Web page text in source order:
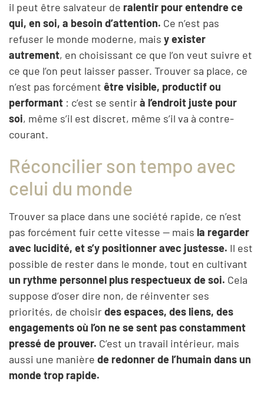
il peut être salvateur de ralentir pour entendre ce
qui, en soi, a besoin d’attention. Ce n’est pas
refuser le monde moderne, mais y exister
autrement, en choisissant ce que l’on veut suivre et
ce que l’on peut laisser passer. Trouver sa place, ce
n’est pas forcément être visible, productif ou
performant : c’est se sentirà l’endroit juste pour
soi, même s’il est discret, même s’il va à contre-
courant.
Réconcilier son tempo avec
celui du monde
Trouver sa place dans une société rapide, ce n’est
pas forcément fuir cette vitesse — mais la regarder
avec lucidité, et s’y positionner avec justesse. Il est
possible de rester dans le monde, tout en cultivant
un rythme personnel plus respectueux de soi. Cela
suppose d’oser dire non, de réinventer ses
priorités, de choisirdes espaces, des liens, des
engagements où l’on ne se sent pas constamment
pressé de prouver. C’est un travail intérieur, mais
aussi une manière de redonner de l’humain dans un
monde trop rapide.